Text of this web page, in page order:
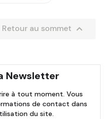
Retour au sommet 
Newsletter
à tout moment. Vous
de contact dans
du site.